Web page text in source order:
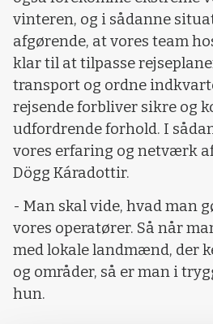
vinteren, og i sådanne
afgørende, at vores team
klar til at tilpasse
transport og ordne
rejsende forbliver sikre og
udfordrende forhold. I
vores erfaring og netværk
Dögg Káradottir.
- Man skal vide, hvad man
vores operatører. Så når
med lokale landmænd, der
og områder, så er man i
hun.